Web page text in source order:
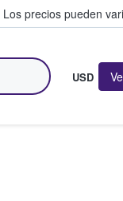
Los precios pueden
USD